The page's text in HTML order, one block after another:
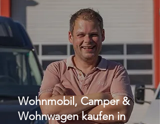
Wohnmobil, Camper &
Wohnwagen kaufen in